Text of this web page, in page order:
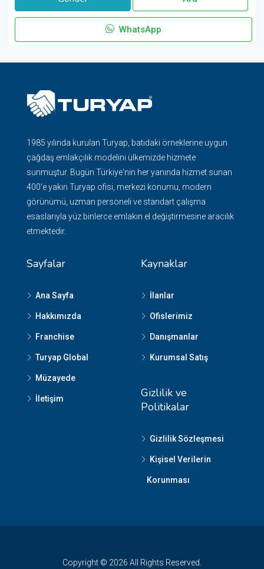
WhatsApp
1985 yılında kurulan Turyap, batıdaki örneklerine uygun
çağdaş emlakçılık modelini ülkemizde hizmete
sunmuştur. Bugün Türkiye'nin her yanında hizmet sunan
400'e yakın Turyap ofisi, merkezi konumu, modern
görünümü, uzman personeli ve standart çalışma
esaslarıyla yüz binlerce emlakın el değiştirmesine aracılık
etmektedir.
Sayfalar
Ana Sayfa
Hakkımızda
Franchise
Turyap Global
Müzayede
İletişim
Kaynaklar
İlanlar
Ofislerimiz
Danışmanlar
Kurumsal Satış
Gizlilik ve
Politikalar
Gizlilik Sözleşmesi
Kişisel Verilerin
Korunması
Copyright © 2026 All Rights Reserved.